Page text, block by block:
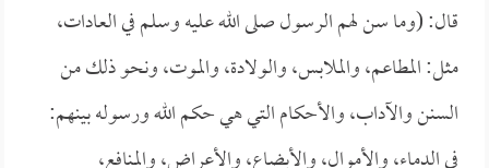
قال: (وما سن لهم الرسول صلى الله عليه وسلم في العادات،
مثل: المطاعم، والملابس، والولادة، والموت، ونحو ذلك من
السنن والآداب، والأحكام التي هي حكم الله ورسوله بينهم: